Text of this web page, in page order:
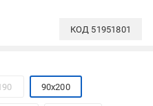
КОД 51951801
90x200